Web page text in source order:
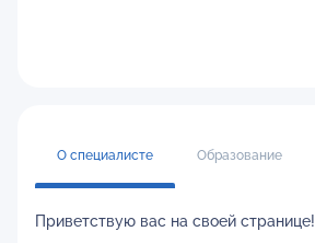
О специалисте Образование
Приветствую вас на своей странице!